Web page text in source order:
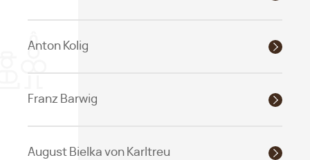
Anton Kolig
Franz Barwig
August Bielka von Karltreu